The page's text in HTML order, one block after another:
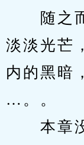
随之而
淡淡光芒
内的黑暗
…。。
本章没